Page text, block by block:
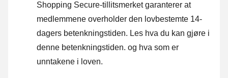
Shopping Secure-tillitsmerket garanterer at
medlemmene overholder den lovbestemte 14-
dagers betenkningstiden. Les hva du kan gjøre i
denne betenkningstiden. og hva som er
unntakene i loven.